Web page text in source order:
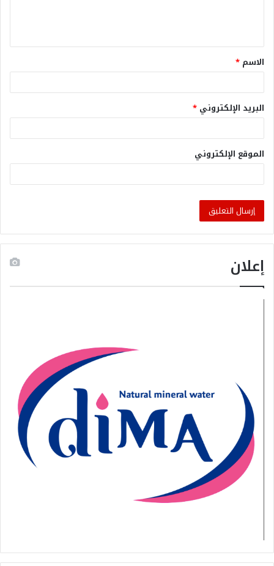
الاسم *
البريد الإلكتروني *
الموقع الإلكتروني
إعلان